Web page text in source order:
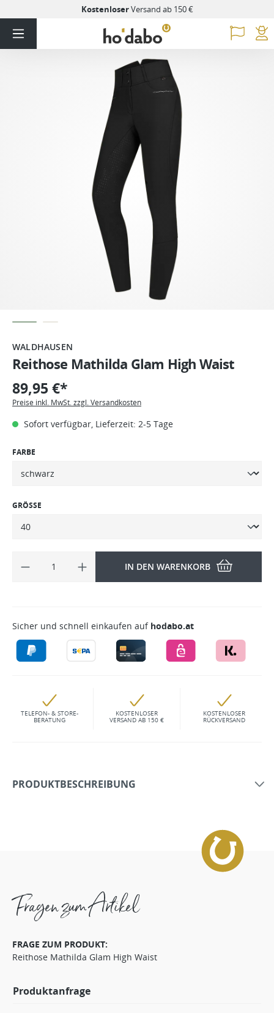
KostenloserVersand ab 150 €
WALDHAUSEN
Reithose Mathilda Glam High Waist
89,95 €*
Preise inkl. MwSt. zzgl. Versandkosten
Sofort verfügbar, Lieferzeit: 2-5 Tage
FARBE
GRÖSSE
IN DEN WARENKORB
Sicher und schnell einkaufen auf hodabo.at
TELEFON- & STORE-
BERATUNG
KOSTENLOSER
VERSAND AB 150 €
KOSTENLOSER
RÜCKVERSAND
PRODUKTBESCHREIBUNG
Fragen zum Artikel
FRAGE ZUM PRODUKT:
Reithose Mathilda Glam High Waist
Produktanfrage